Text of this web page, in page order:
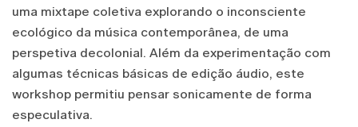
uma mixtape coletiva explorando o inconsciente
ecológico da música contemporânea, de uma
perspetiva decolonial. Além da experimentação com
algumas técnicas básicas de edição áudio, este
workshop permitiu pensar sonicamente de forma
especulativa.